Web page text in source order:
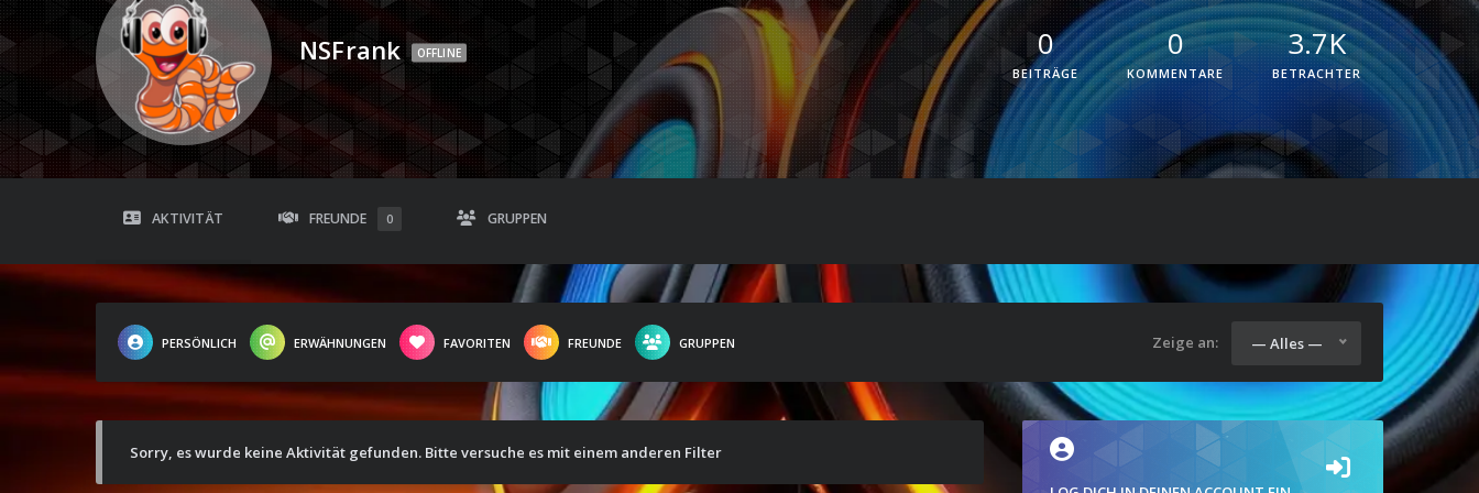
NSFrank OFFLINE 0
BEITRÄGE
0
KOMMENTARE
3.7K
BETRACHTER
AKTIVITÄT FREUNDE 0 GRUPPEN
PERSÖNLICH ERWÄHNUNGEN FAVORITEN FREUNDE GRUPPEN Zeige an: — Alles —
Sorry, es wurde keine Aktivität gefunden. Bitte versuche es mit einem anderen Filter